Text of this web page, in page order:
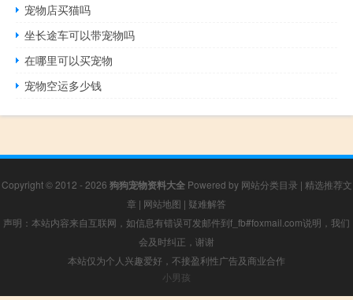
宠物店买猫吗
坐长途车可以带宠物吗
在哪里可以买宠物
宠物空运多少钱
Copyright © 2012 - 2026 狗狗宠物资料大全Powered by 网站分类目录 | 精选推荐文
章 | 网站地图 | 疑难解答
声明：本站内容来自互联网，如信息有错误可发邮件到f_fb#foxmail.com说明，我们
会及时纠正，谢谢
本站仅为个人兴趣爱好，不接盈利性广告及商业合作
小男孩